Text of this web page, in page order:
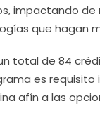
impactando
que hagan
total de 84
es
afín a las